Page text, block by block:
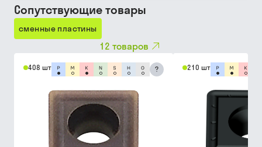
Сопутствующие товары
сменные пластины
12 товаров
408 шт ? 210 шт